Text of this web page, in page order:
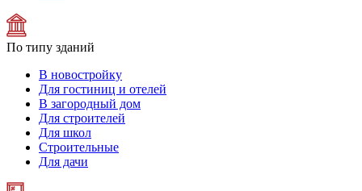
По типу зданий
В новостройку
Для гостиниц и отелей
В загородный дом
Для строителей
Для школ
Строительные
Для дачи